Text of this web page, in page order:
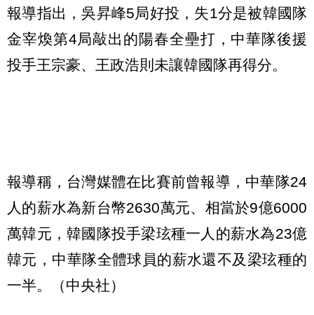
報導指出，吳昇峰5局好投，失1分是被韓國隊
金宰煥第4局敲出的陽春全壘打，中華隊後援
投手王宗豪、王政浩則未讓韓國隊再得分。
報導稱，台灣媒體在比賽前曾報導，中華隊24
人的薪水為新台幣2630萬元、相當於9億6000
萬韓元，韓國隊投手梁玹種一人的薪水為23億
韓元，中華隊全體球員的薪水還不及梁玹種的
一半。（中央社）